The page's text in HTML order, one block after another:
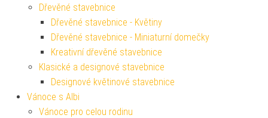
Dřevěné stavebnice
Dřevěné stavebnice - Květiny
Dřevěné stavebnice - Miniaturní domečky
Kreativní dřevěné stavebnice
Klasické a designové stavebnice
Designové květinové stavebnice
Vánoce s Albi
Vánoce pro celou rodinu